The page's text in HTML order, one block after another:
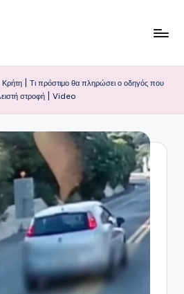
Κρήτη | Τι πρόστιμο θα πληρώσει ο οδηγός που
στροφή | Video